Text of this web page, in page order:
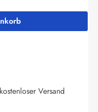
kostenloser Versand